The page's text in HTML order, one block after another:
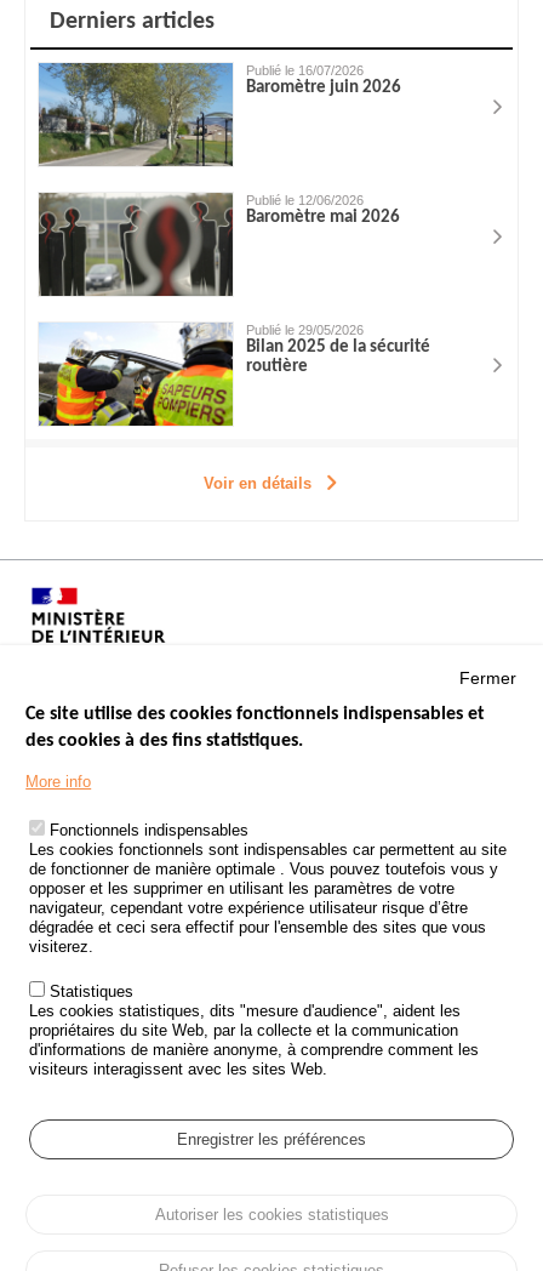
Derniers articles
Publié le 16/07/2026
Baromètre juin 2026
Publié le 12/06/2026
Baromètre mai 2026
Publié le 29/05/2026
Bilan 2025 de la sécurité
routière
Voir en détails
Menu
Footer
LES SITES PUBLICS
ÉTAT DE L’INSÉCURITÉ ROUTIÈRE
TRAITEMENT DES DONNÉES PERSONNELLES DES ACCIDENTS DE
LA ROUTE
ETUDES ET RECHERCHES
APPEL À PROJETS
POLITIQUE DE SÉCURITÉ ROUTIÈRE
Outils
AGENDA
GLOSSAIRE
Cookie settings
Protection des données personnelles et Cookies
Fermer
Ce site utilise des cookies fonctionnels indispensables et
des cookies à des fins statistiques.
More info
Fonctionnels indispensables
Les cookies fonctionnels sont indispensables car permettent au site
de fonctionner de manière optimale . Vous pouvez toutefois vous y
opposer et les supprimer en utilisant les paramètres de votre
navigateur, cependant votre expérience utilisateur risque d’être
dégradée et ceci sera effectif pour l'ensemble des sites que vous
visiterez.
Statistiques
Les cookies statistiques, dits "mesure d'audience", aident les
propriétaires du site Web, par la collecte et la communication
d'informations de manière anonyme, à comprendre comment les
visiteurs interagissent avec les sites Web.
Enregistrer les préférences
Autoriser les cookies statistiques